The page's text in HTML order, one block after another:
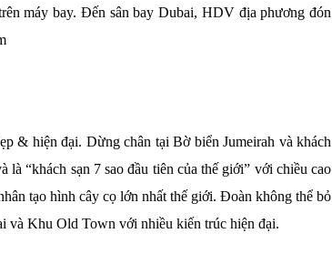
máy bay. Đến sân bay Dubai, HDV địa phương đón
& hiện đại. Dừng chân tại Bờ biển Jumeirah và khách
“khách sạn 7 sao đầu tiên của thế giới” với chiều cao
tạo hình cây cọ lớn nhất thế giới. Đoàn không thể bỏ
và Khu Old Town với nhiều kiến trúc hiện đại.